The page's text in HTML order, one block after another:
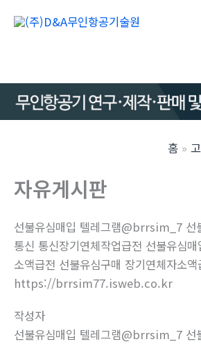
건
뛰
홈
자유게시판
선불유심매입 텔레그램@brrsim_7 선
통신 통신장기연체작업급전 선불유심
소액급전 선불유심구매 장기연체자소액
https://brrsim77.isweb.co.kr
작성자
선불유심매입 텔레그램@brrsim_7 선